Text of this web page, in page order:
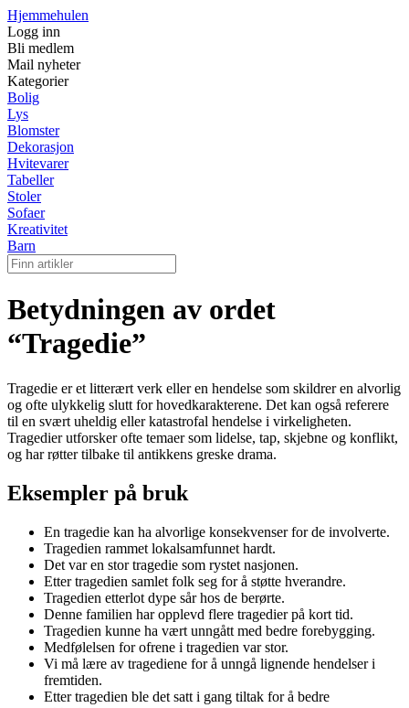
Hjemmehulen
Logg inn
Bli medlem
Mail nyheter
Kategorier
Bolig
Lys
Blomster
Dekorasjon
Hvitevarer
Tabeller
Stoler
Sofaer
Kreativitet
Barn
Betydningen av ordet
“Tragedie”
Tragedie er et litterært verk eller en hendelse som skildrer en alvorlig
og ofte ulykkelig slutt for hovedkarakterene. Det kan også referere
til en svært uheldig eller katastrofal hendelse i virkeligheten.
Tragedier utforsker ofte temaer som lidelse, tap, skjebne og konflikt,
og har røtter tilbake til antikkens greske drama.
Eksempler på bruk
En tragedie kan ha alvorlige konsekvenser for de involverte.
Tragedien rammet lokalsamfunnet hardt.
Det var en stor tragedie som rystet nasjonen.
Etter tragedien samlet folk seg for å støtte hverandre.
Tragedien etterlot dype sår hos de berørte.
Denne familien har opplevd flere tragedier på kort tid.
Tragedien kunne ha vært unngått med bedre forebygging.
Medfølelsen for ofrene i tragedien var stor.
Vi må lære av tragediene for å unngå lignende hendelser i
fremtiden.
Etter tragedien ble det satt i gang tiltak for å bedre